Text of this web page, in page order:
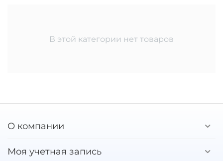
В этой категории нет товаров
О компании
Моя учетная запись